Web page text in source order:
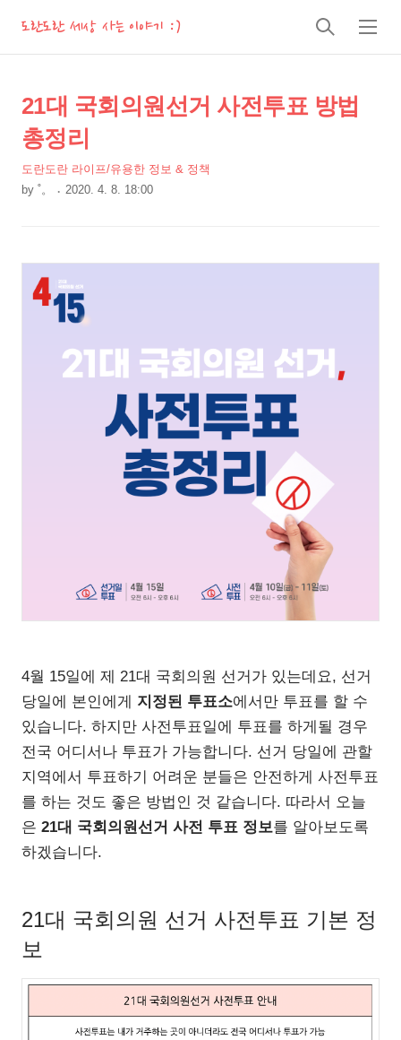
도란도란 세상 사는 이야기 :)
검
메
상
세
컨
텐
츠
본
제
목
21대 국회의원선거 사전투표 방법
총정리
도란도란 라이프/유용한 정보 & 정책
by ˚。 2020. 4. 8. 18:00
4월 15일에 제 21대 국회의원 선거가 있는데요, 선거
당일에 본인에게 지정된 투표소에서만 투표를 할 수
있습니다. 하지만 사전투표일에 투표를 하게될 경우
전국 어디서나 투표가 가능합니다. 선거 당일에 관할
지역에서 투표하기 어려운 분들은 안전하게 사전투표
를 하는 것도 좋은 방법인 것 같습니다. 따라서 오늘
은 21대 국회의원선거 사전 투표 정보를 알아보도록
하겠습니다.
21대 국회의원 선거 사전투표 기본 정
보